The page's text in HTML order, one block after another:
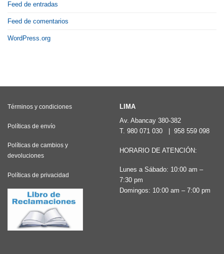
Feed de entradas
Feed de comentarios
WordPress.org
Términos y condiciones
Políticas de envío
Políticas de cambios y
devoluciones
Políticas de privacidad
LIMA
Av. Abancay 380-382
T. 980 071 030 958 559 098
HORARIO DE ATENCIÓN:
Lunes a Sábado: 10:00 am –
7:30 pm
Domingos: 10:00 am – 7:00 pm